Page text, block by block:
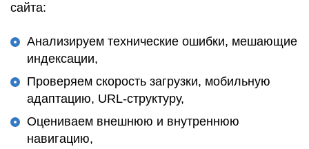
сайта:
Анализируем технические ошибки, мешающие
индексации,
Проверяем скорость загрузки, мобильную
адаптацию, URL-структуру,
Оцениваем внешнюю и внутреннюю
навигацию,